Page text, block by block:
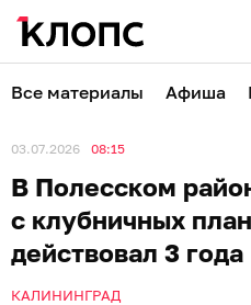
Все материалы Афиша
03.07.2026 08:15
В Полесском
с клубничных
действовал 3 года
КАЛИНИНГРАД